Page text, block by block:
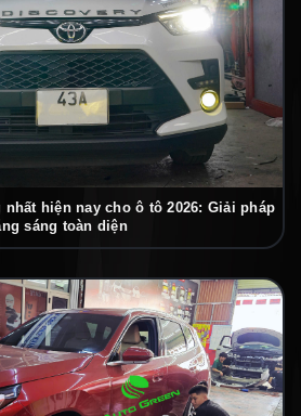
nhất hiện nay cho ô tô 2026: Giải pháp
sáng toàn diện